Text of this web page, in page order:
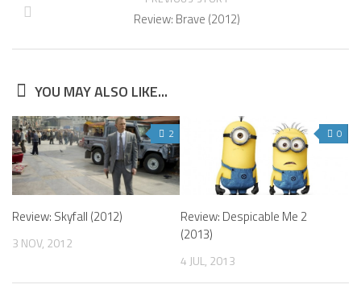
Review: Brave (2012)
YOU MAY ALSO LIKE...
2
Review: Skyfall (2012)
3 NOV, 2012
0
Review: Despicable Me 2
(2013)
4 JUL, 2013